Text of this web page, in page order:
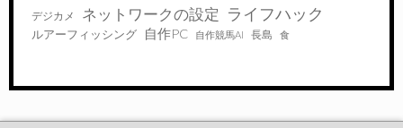
デジカメ ネットワークの設定 ライフハック
ルアーフィッシング 自作PC 自作競馬AI 長島 食